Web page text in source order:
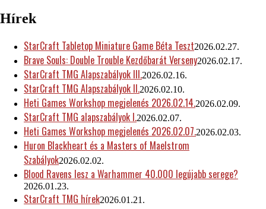
Hírek
StarCraft Tabletop Miniature Game Béta Teszt2026.02.27.
Brave Souls: Double Trouble Kezdőbarát Verseny2026.02.17.
StarCraft TMG Alapszabályok III.2026.02.16.
StarCraft TMG Alapszabályok II.2026.02.10.
Heti Games Workshop megjelenés 2026.02.14.2026.02.09.
StarCraft TMG alapszabályok I.2026.02.07.
Heti Games Workshop megjelenés 2026.02.07.2026.02.03.
Huron Blackheart és a Masters of Maelstrom
Szabályok2026.02.02.
Blood Ravens lesz a Warhammer 40.000 legújabb serege?
2026.01.23.
StarCraft TMG hírek2026.01.21.